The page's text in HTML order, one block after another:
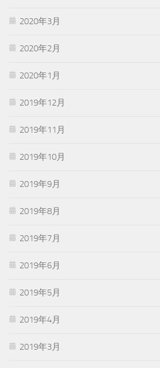
2020年3月
2020年2月
2020年1月
2019年12月
2019年11月
2019年10月
2019年9月
2019年8月
2019年7月
2019年6月
2019年5月
2019年4月
2019年3月